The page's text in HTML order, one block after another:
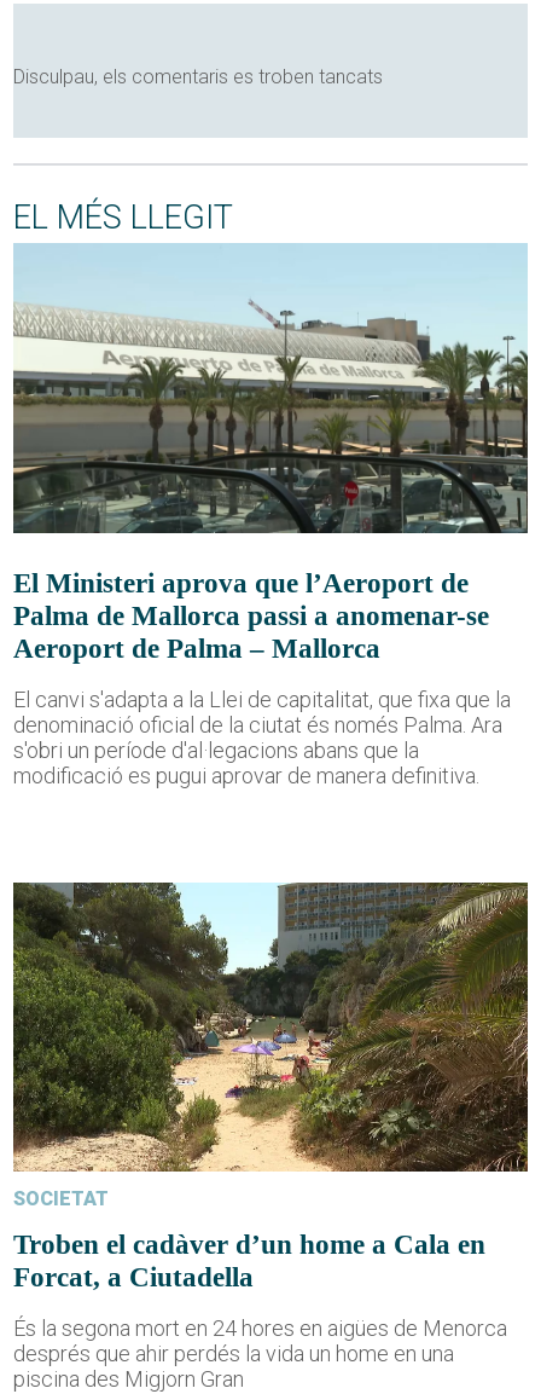
Disculpau, els comentaris es troben tancats
EL MÉS LLEGIT
El Ministeri aprova que l’Aeroport de
Palma de Mallorca passi a anomenar-se
Aeroport de Palma – Mallorca
El canvi s'adapta a la Llei de capitalitat, que fixa que la
denominació oficial de la ciutat és només Palma. Ara
s'obri un període d'al·legacions abans que la
modificació es pugui aprovar de manera definitiva.
SOCIETAT
Troben el cadàver d’un home a Cala en
Forcat, a Ciutadella
És la segona mort en 24 hores en aigües de Menorca
després que ahir perdés la vida un home en una
piscina des Migjorn Gran